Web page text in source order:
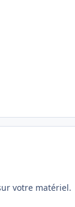
votre matériel.